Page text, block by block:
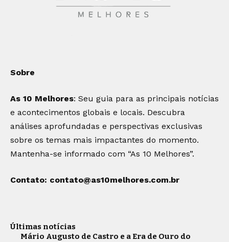
Sobre
As 10 Melhores: Seu guia para as principais notícias
e acontecimentos globais e locais. Descubra
análises aprofundadas e perspectivas exclusivas
sobre os temas mais impactantes do momento.
Mantenha-se informado com “As 10 Melhores”.
Contato: contato@as10melhores.com.br
Últimas notícias
Mário Augusto de Castro e a Era de Ouro do